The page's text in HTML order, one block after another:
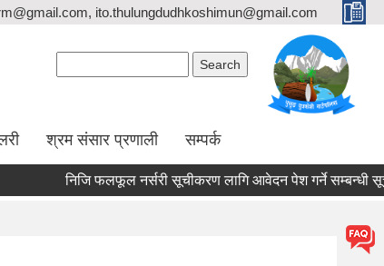
ito.thulungdudhkoshimun@gmail.com
श्रम संसार प्रणाली सम्पर्क
निजि फलफूल नर्सरी सूचीकरण लागि आवेदन पेश गर्ने सम्बन्धी